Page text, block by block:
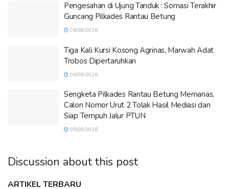
Pengesahan di Ujung Tanduk : Somasi Terakhir
Guncang Pilkades Rantau Betung
06/08/2026
Tiga Kali Kursi Kosong Agrinas, Marwah Adat
Trobos Dipertaruhkan
06/08/2026
Sengketa Pilkades Rantau Betung Memanas,
Calon Nomor Urut 2 Tolak Hasil Mediasi dan
Siap Tempuh Jalur PTUN
05/08/2026
Discussion about this post
ARTIKEL TERBARU